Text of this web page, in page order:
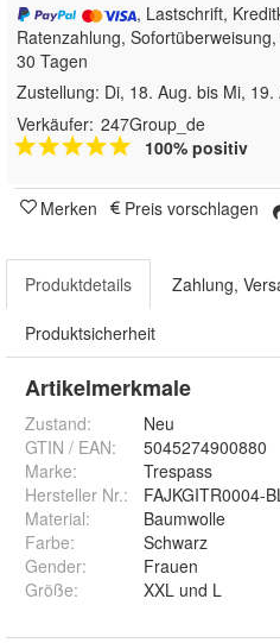
, Lastschrift,
Ratenzahlung,
30 Tagen
Zustellung: Di, 18. Aug. bis Mi, 19.
Verkäufer: 247Group_de
100% positiv
Merken Preis vorschlagen
Produktdetails Zahlung,
Produktsicherheit
Artikelmerkmale
Zustand:
Neu
GTIN / EAN:
5045274900880
Marke:
Trespass
Hersteller Nr.:
FAJKGITR0004-
Material:
Baumwolle
Farbe:
Schwarz
Gender:
Frauen
Größe: XXL und L